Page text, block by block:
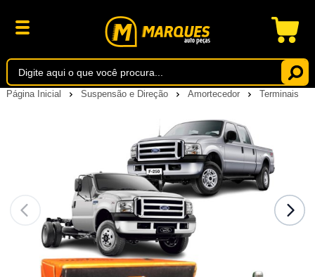
Página Inicial Suspensão e Direção Amortecedor Terminais